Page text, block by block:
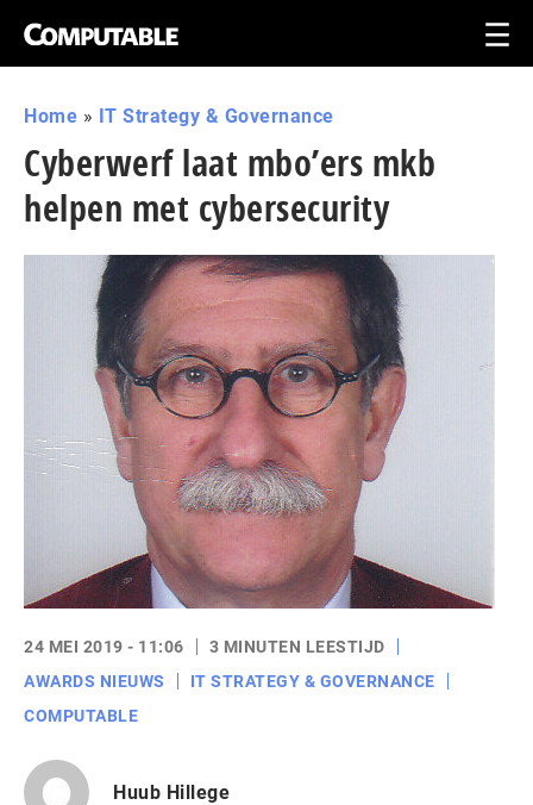
Home » IT Strategy & Governance
Cyberwerf laat mbo’ers mkb
helpen met cybersecurity
24 MEI 2019 - 11:06
3 MINUTEN LEESTIJD
AWARDS NIEUWS
IT STRATEGY & GOVERNANCE
COMPUTABLE
Huub Hillege